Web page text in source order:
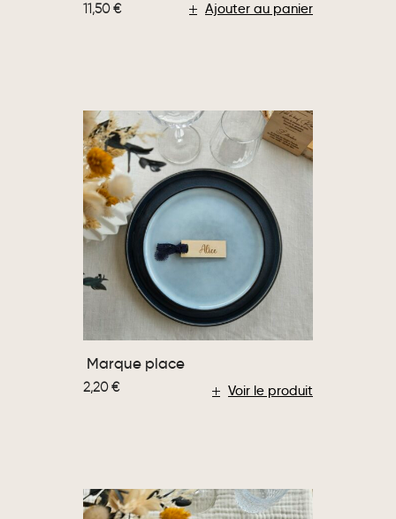
Ajouter au panier
11,50€
Voir le produit
Marque place
2,20€